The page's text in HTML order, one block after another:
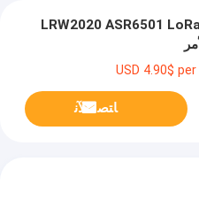
LRW2020 ASR6501
ﺎﺘﺼﻟ ﺍﻶﻧ